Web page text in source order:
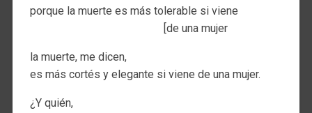
porque la muerte es más tolerable si viene
[de una mujer
la muerte, me dicen,
es más cortés y elegante si viene de una mujer.
¿Y quién,